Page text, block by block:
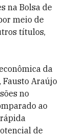
na Bolsa de
meio de
títulos,
da
Fausto Araújo
no
ao
de